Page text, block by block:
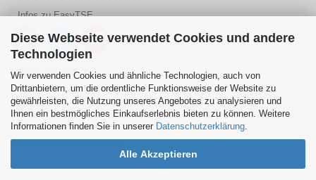
Diese Webseite verwendet Cookies und andere
Technologien
Wir verwenden Cookies und ähnliche Technologien, auch von
Drittanbietern, um die ordentliche Funktionsweise der Website zu
gewährleisten, die Nutzung unseres Angebotes zu analysieren und
Ihnen ein bestmögliches Einkaufserlebnis bieten zu können. Weitere
Informationen finden Sie in unserer Datenschutzerklärung
Alle Akzeptieren
Infos zu EasyTSE
KUNDENSERVICE
PDF Hilfe
Kontaktformular
Telefon 0 38 43 - 344 22 00